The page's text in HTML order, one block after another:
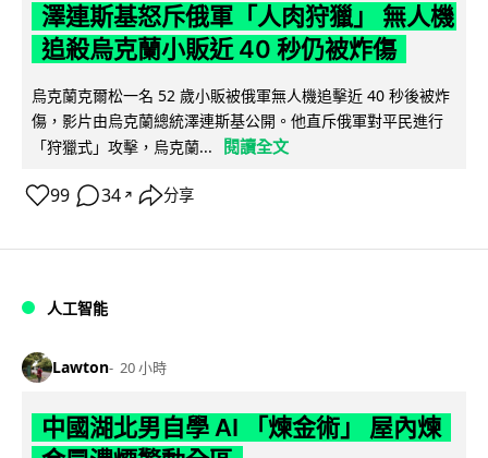
澤連斯基怒斥俄軍「人肉狩獵」 無人機
追殺烏克蘭小販近 40 秒仍被炸傷
烏克蘭克爾松一名 52 歲小販被俄軍無人機追擊近 40 秒後被炸
傷，影片由烏克蘭總統澤連斯基公開。他直斥俄軍對平民進行
「狩獵式」攻擊，烏克蘭...
閱讀全文
99 34 ↗ 分享
人工智能
Lawton 20 小時
中國湖北男自學 AI 「煉金術」 屋內煉